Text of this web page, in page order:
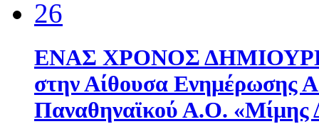
ΕΝΑΣ ΧΡΟΝΟΣ
στην Αίθουσα Ενημέρωσης
Παναθηναϊκού Α.Ο. «Μίμης